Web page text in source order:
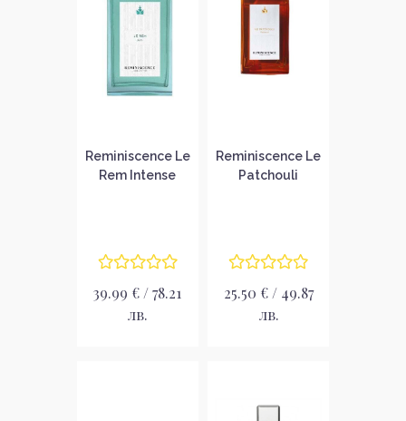
Reminiscence Le
Rem Intense
EDT
39.99 € / 78.21
лв.
Reminiscence Le
Patchouli
EDT
25.50 € / 49.87
лв.